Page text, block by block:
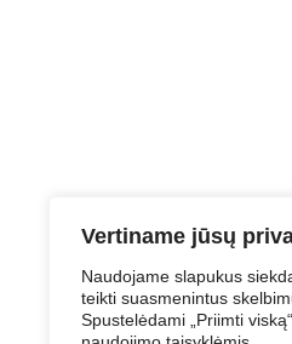
Vertiname jūsų
Naudojame slapukus
teikti suasmenintus
Spustelėdami „Priimti